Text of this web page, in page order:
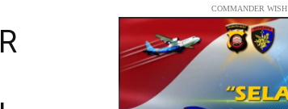
COMMANDER WISH